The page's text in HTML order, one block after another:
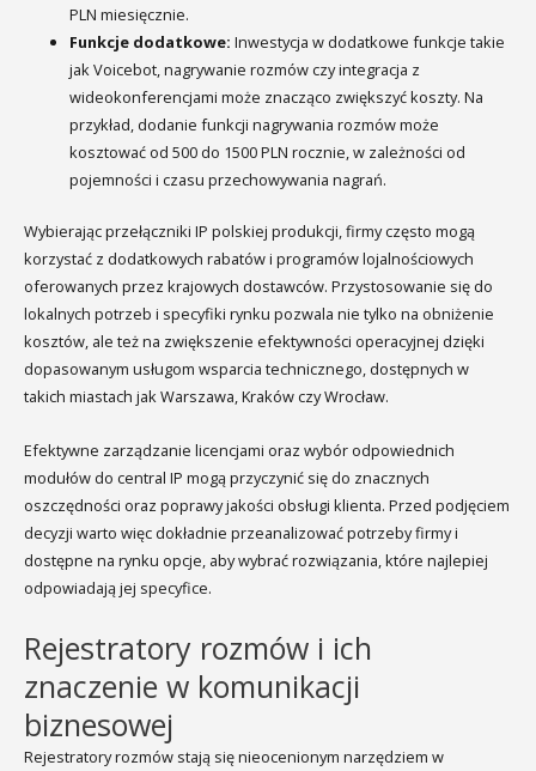
PLN miesięcznie.
Funkcje dodatkowe: Inwestycja w dodatkowe funkcje takie
jak Voicebot, nagrywanie rozmów czy integracja z
wideokonferencjami może znacząco zwiększyć koszty. Na
przykład, dodanie funkcji nagrywania rozmów może
kosztować od 500 do 1500 PLN rocznie, w zależności od
pojemności i czasu przechowywania nagrań.
Wybierając przełączniki IP polskiej produkcji, firmy często mogą
korzystać z dodatkowych rabatów i programów lojalnościowych
oferowanych przez krajowych dostawców. Przystosowanie się do
lokalnych potrzeb i specyfiki rynku pozwala nie tylko na obniżenie
kosztów, ale też na zwiększenie efektywności operacyjnej dzięki
dopasowanym usługom wsparcia technicznego, dostępnych w
takich miastach jak Warszawa, Kraków czy Wrocław.
Efektywne zarządzanie licencjami oraz wybór odpowiednich
modułów do central IP mogą przyczynić się do znacznych
oszczędności oraz poprawy jakości obsługi klienta. Przed podjęciem
decyzji warto więc dokładnie przeanalizować potrzeby firmy i
dostępne na rynku opcje, aby wybrać rozwiązania, które najlepiej
odpowiadają jej specyfice.
Rejestratory rozmów i ich
znaczenie w komunikacji
biznesowej
Rejestratory rozmów stają się nieocenionym narzędziem w